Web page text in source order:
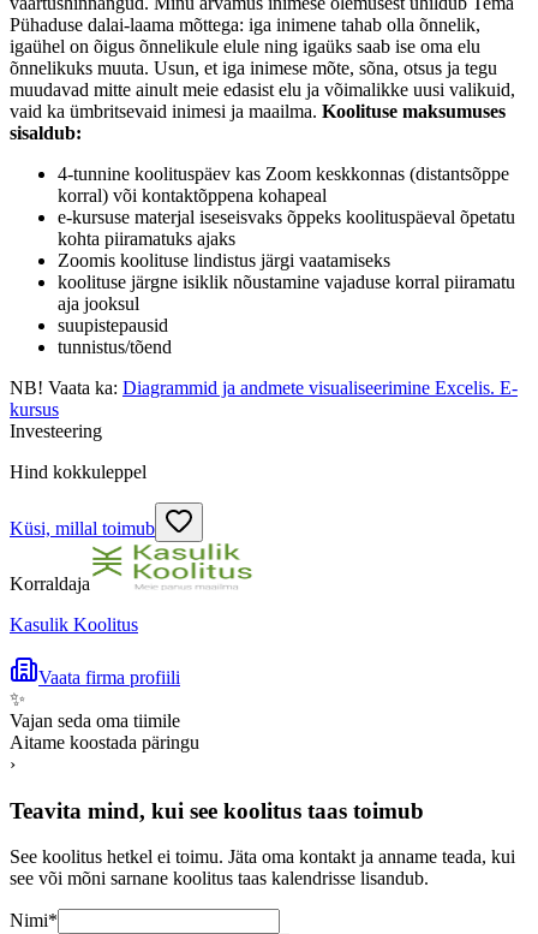
Pühaduse dalai-laama mõttega: iga inimene tahab olla õnnelik,
igaühel on õigus õnnelikule elule ning igaüks saab ise oma elu
õnnelikuks muuta. Usun, et iga inimese mõte, sõna, otsus ja tegu
muudavad mitte ainult meie edasist elu ja võimalikke uusi valikuid,
vaid ka ümbritsevaid inimesi ja maailma. Koolituse maksumuses
sisaldub:
4-tunnine koolituspäev kas Zoom keskkonnas (distantsõppe
korral) või kontaktõppena kohapeal
e-kursuse materjal iseseisvaks õppeks koolituspäeval õpetatu
kohta piiramatuks ajaks
Zoomis koolituse lindistus järgi vaatamiseks
koolituse järgne isiklik nõustamine vajaduse korral piiramatu
aja jooksul
suupistepausid
tunnistus/tõend
NB! Vaata ka: Diagrammid ja andmete visualiseerimine Excelis. E-
kursus
Investeering
Hind kokkuleppel
Küsi, millal toimub
Korraldaja
Kasulik Koolitus
Vaata firma profiili
✨
Vajan seda oma tiimile
Aitame koostada päringu
›
Teavita mind, kui see koolitus taas toimub
See koolitus hetkel ei toimu. Jäta oma kontakt ja anname teada, kui
see või mõni sarnane koolitus taas kalendrisse lisandub.
Nimi*